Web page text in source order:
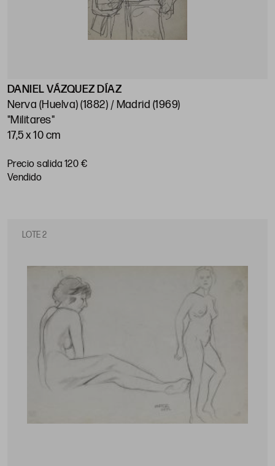
DANIEL VÁZQUEZ DÍAZ
Nerva (Huelva) (1882) / Madrid (1969)
"Militares"
17,5 x 10 cm
Precio salida 120 €
vendido
LOTE 2